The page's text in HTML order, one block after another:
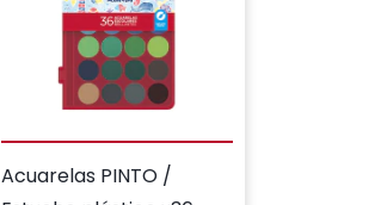
Acuarelas PINTO /